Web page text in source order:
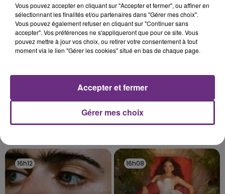
16h19
16h19 16h15
16h15
16h12
16h12 16h08
16h08
Vous pouvez accepter en cliquant sur "Accepter et fermer", ou affiner en
sélectionnant les finalités et/ou partenaires dans "Gérer mes choix".
Vous pouvez également refuser en cliquant sur "Continuer sans
accepter". Vos préférences ne s'appliqueront que pour ce site. Vous
pouvez mettre à jour vos choix, ou retirer votre consentement à tout
moment via le lien "Gérer les cookies" situé en bas de chaque page.
Gérer mes choix
Accepter et fermer